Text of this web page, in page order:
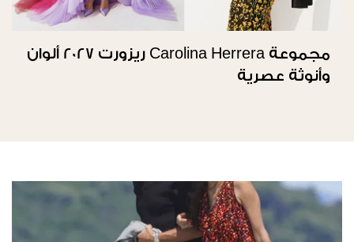
مجموعة Carolina Herrera ريزورت 2027 ألوان
وأنوثة عصرية